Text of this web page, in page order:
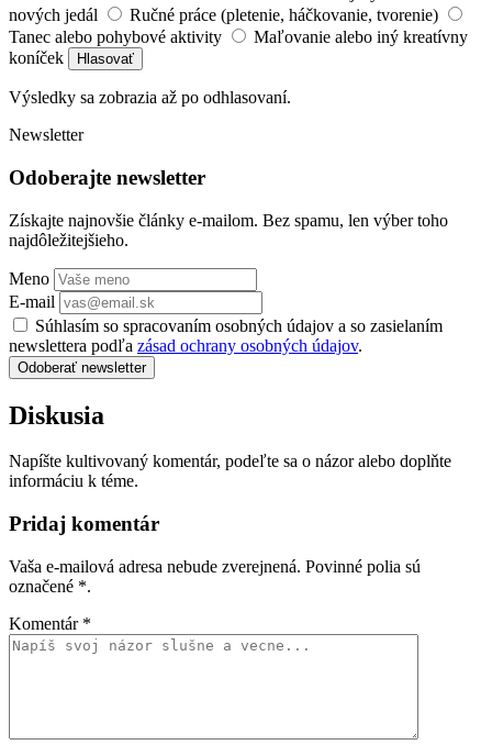
nových jedál
Ručné práce (pletenie, háčkovanie, tvorenie)
Tanec alebo pohybové aktivity
Maľovanie alebo iný kreatívny
koníček
Hlasovať
Výsledky sa zobrazia až po odhlasovaní.
Newsletter
Odoberajte newsletter
Získajte najnovšie články e-mailom. Bez spamu, len výber toho
najdôležitejšieho.
Meno
E-mail
Súhlasím so spracovaním osobných údajov a so zasielaním
newslettera podľa zásad ochrany osobných údajov.
Odoberať newsletter
Diskusia
Napíšte kultivovaný komentár, podeľte sa o názor alebo doplňte
informáciu k téme.
Pridaj komentár
Vaša e-mailová adresa nebude zverejnená. Povinné polia sú
označené *.
Komentár *